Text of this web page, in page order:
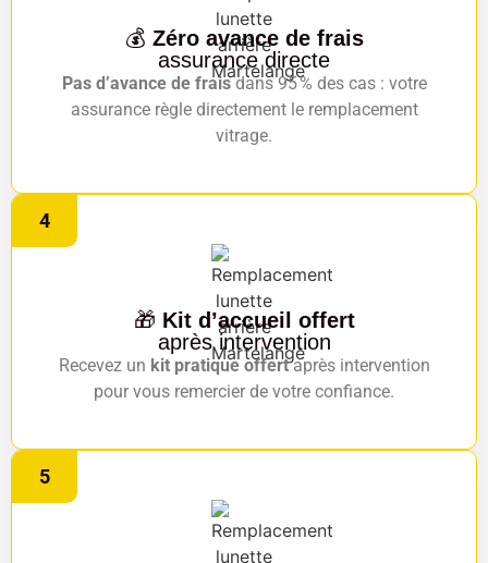
💰 Zéro avance de frais
assurance directe
Pas d’avance de fraisdans 95 % des cas : votre
assurance règle directement le remplacement
vitrage.
4
🎁 Kit d’accueil offert
après intervention
Recevez un kit pratique offertaprès intervention
pour vous remercier de votre confiance.
5